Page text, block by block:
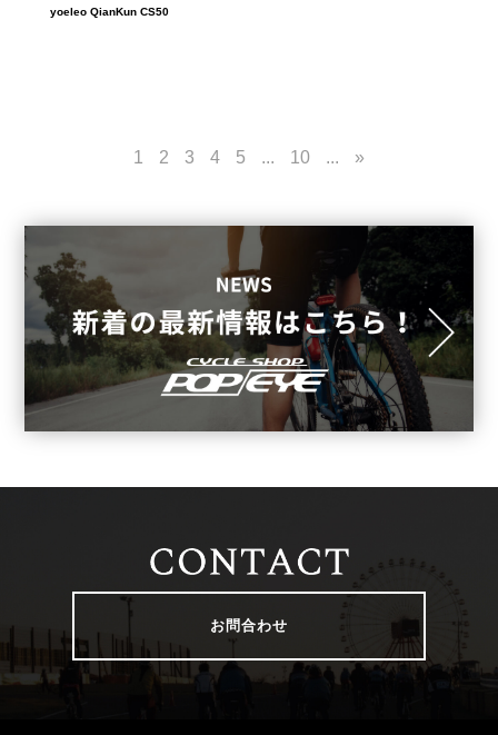
yoeleo QianKun CS50
1 2 3 4 5 ... 10 ... »
お問合わせ